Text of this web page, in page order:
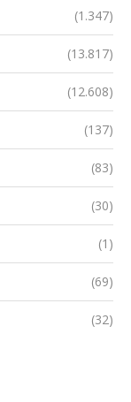
(1.347)
(13.817)
(12.608)
(137)
(83)
(30)
(1)
(69)
(32)